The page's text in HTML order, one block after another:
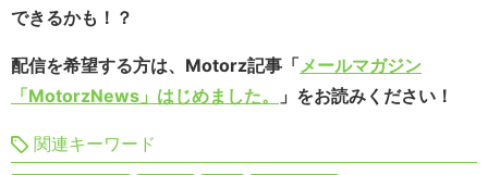
できるかも！？
配信を希望する方は、Motorz記事「メールマガジン
「MotorzNews」はじめました。
」をお読みください！
関連キーワード